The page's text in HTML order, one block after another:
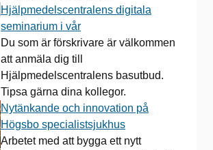
Hjälpmedelscentralens digitala
seminarium i vår
Du som är förskrivare är välkommen
att anmäla dig till
Hjälpmedelscentralens basutbud.
Tipsa gärna dina kollegor.
Nytänkande och innovation på
Högsbo specialistsjukhus
Arbetet med att bygga ett nytt